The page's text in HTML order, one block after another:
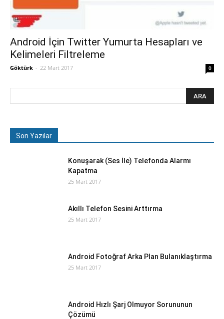
Android İçin Twitter Yumurta Hesapları ve
Kelimeleri Filtreleme
Göktürk - 22 Mart 2017 0
Son Yazılar
Konuşarak (Ses İle) Telefonda Alarmı
Kapatma
25 Mart 2017
Akıllı Telefon Sesini Arttırma
25 Mart 2017
Android Fotoğraf Arka Plan Bulanıklaştırma
25 Mart 2017
Android Hızlı Şarj Olmuyor Sorununun
Çözümü